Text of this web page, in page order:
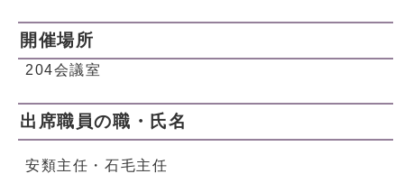
開催場所
204会議室
出席職員の職・氏名
安類主任・石毛主任